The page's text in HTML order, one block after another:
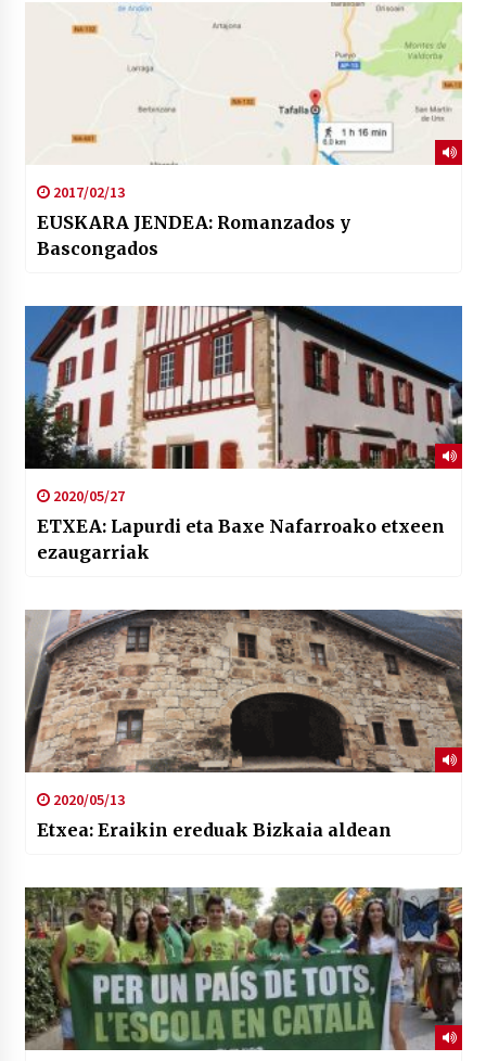
2017/02/13
EUSKARA JENDEA: Romanzados y
Bascongados
2020/05/27
ETXEA: Lapurdi eta Baxe Nafarroako etxeen
ezaugarriak
2020/05/13
Etxea: Eraikin ereduak Bizkaia aldean